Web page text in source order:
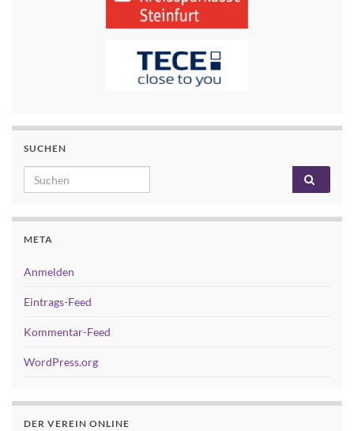
SUCHEN
Search for:
META
Anmelden
Eintrags-Feed
Kommentar-Feed
WordPress.org
DER VEREIN ONLINE